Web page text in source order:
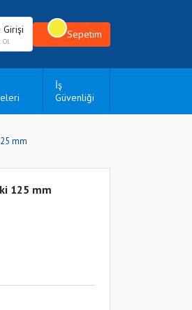
Girişi
Ol
Sepetim
İş
Güvenliği
mm
125 mm